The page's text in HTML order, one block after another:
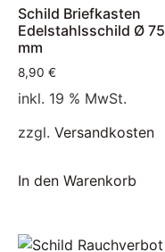
Schild Briefkasten
Edelstahlsschild Ø 75
mm
8,90 €
inkl. 19 % MwSt.
zzgl. Versandkosten
In den Warenkorb